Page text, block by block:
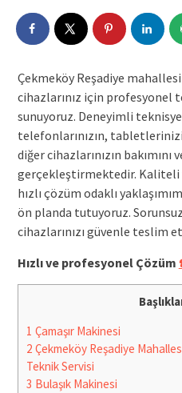
Çekmeköy Reşadiye
cihazlarınız için profesyonel
sunuyoruz. Deneyimli
telefonlarınızın,
diğer cihazlarınızın bakımını
gerçekleştirmektedir. Kaliteli
hızlı çözüm odaklı
ön planda tutuyoruz.
cihazlarınızı güvenle teslim
Hızlı ve profesyonel Çözüm
1 Çamaşır Makinesi
2 Çekmeköy Reşadiye
Teknik Servisi
3 Bulaşık Makinesi